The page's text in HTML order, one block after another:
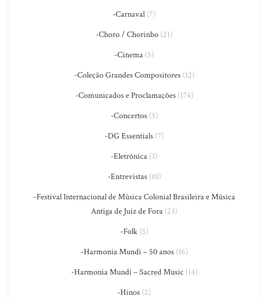
-Carnaval (7)
-Choro / Chorinho (21)
-Cinema (5)
-Coleção Grandes Compositores(12)
-Comunicados e Proclamações(174)
-Concertos(5)
-DG Essentials(7)
-Eletrônica (3)
-Entrevistas(10)
-Festival Internacional de Música Colonial Brasileira e Música
Antiga de Juiz de Fora (23)
-Folk(5)
-Harmonia Mundi – 50 anos(16)
-Harmonia Mundi – Sacred Music (14)
-Hinos (2)